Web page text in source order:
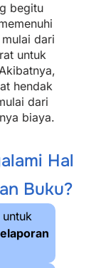
begitu
dari
untuk
hendak
dari
biaya.
Hal
Buku?